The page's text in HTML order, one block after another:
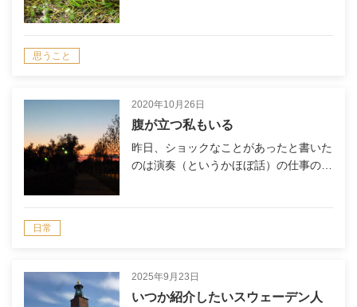
思うこと
2020年10月26日
腹が立つ私もいる
昨日、ショックなことがあったと書いた
のは演奏（というかほぼ話）の仕事の…
日常
2025年9月23日
いつか紹介したいスウェーデン人